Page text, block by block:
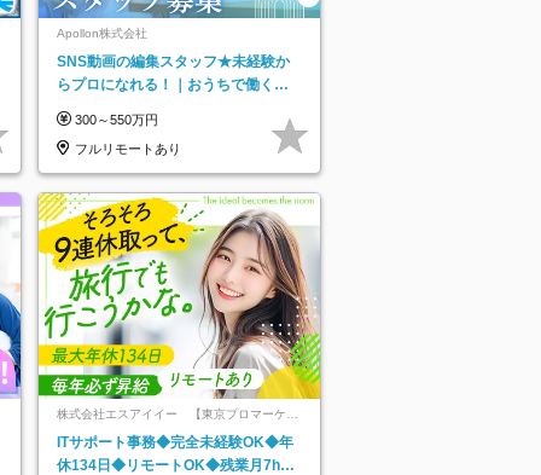
Apollon株式会社
SNS動画の編集スタッフ★未経験か
らプロになれる！｜おうちで働くフ
300～550万円
フルリモートあり
株式会社エスアイイー 【東京プロマーケッ
ITサポート事務◆完全未経験OK◆年
休134日◆リモートOK◆残業月7h以